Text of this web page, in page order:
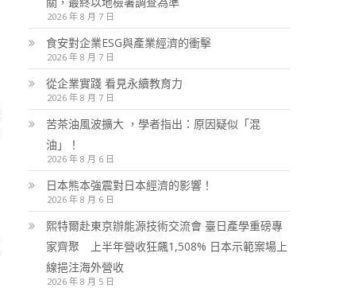
2026 年 8 月 7 日
食安對企業ESG與產業經濟的衝擊
2026 年 8 月 7 日
從企業實踐 看見永續教育力
2026 年 8 月 7 日
苦茶油風波擴大 ，學者指出：原因疑似「混
油」！
2026 年 8 月 6 日
日本熊本強震對日本經濟的影響！
2026 年 8 月 6 日
熙特爾赴東京辦能源技術交流會 臺日產學重磅專
家齊聚 上半年營收狂飆1,508% 日本示範案場上
線挹注海外營收
2026 年 8 月 5 日